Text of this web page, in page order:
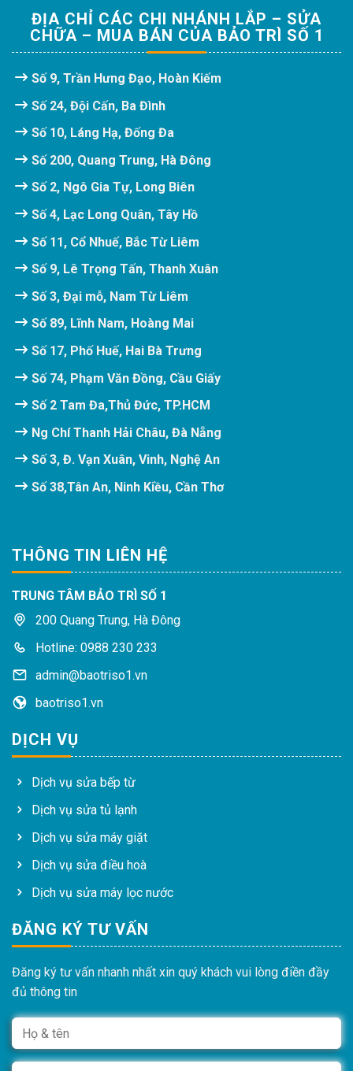
ĐỊA CHỈ CÁC CHI NHÁNH LẮP – SỬA
CHỮA – MUA BÁN CỦA BẢO TRÌ SỐ 1
Số 9, Trần Hưng Đạo, Hoàn Kiếm
Số 24, Đội Cấn, Ba Đình
Số 10, Láng Hạ, Đống Đa
Số 200, Quang Trung, Hà Đông
Số 2, Ngô Gia Tự, Long Biên
Số 4, Lạc Long Quân, Tây Hồ
Số 11, Cổ Nhuế, Bắc Từ Liêm
Số 9, Lê Trọng Tấn, Thanh Xuân
Số 3, Đại mỗ, Nam Từ Liêm
Số 89, Lĩnh Nam, Hoàng Mai
Số 17, Phố Huế, Hai Bà Trưng
Số 74, Phạm Văn Đồng, Cầu Giấy
Số 2 Tam Đa,Thủ Đức, TP.HCM
Ng Chí Thanh Hải Châu, Đà Nẵng
Số 3, Đ. Vạn Xuân, Vinh, Nghệ An
Số 38,Tân An, Ninh Kiều, Cần Thơ
THÔNG TIN LIÊN HỆ
TRUNG TÂM BẢO TRÌ SỐ 1
200 Quang Trung, Hà Đông
Hotline: 0988 230 233
admin@baotriso1.vn
baotriso1.vn
DỊCH VỤ
Dịch vụ sửa bếp từ
Dịch vụ sửa tủ lạnh
Dịch vụ sửa máy giặt
Dịch vụ sửa điều hoà
Dịch vụ sửa máy lọc nước
ĐĂNG KÝ TƯ VẤN
Đăng ký tư vấn nhanh nhất xin quý khách vui lòng điền đầy
đủ thông tin